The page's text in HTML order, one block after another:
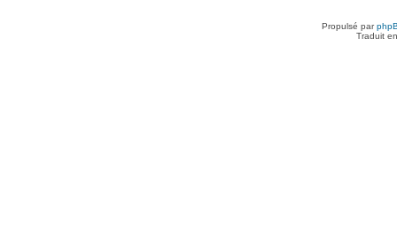
Propulsé par
Traduit